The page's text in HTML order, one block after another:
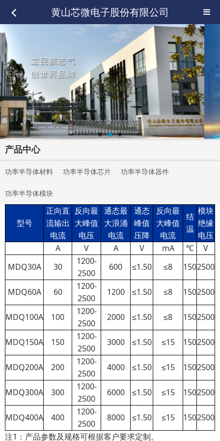
黄山芯微电子股份有限公司
产品中心
功率半导体材料 功率半导体芯片 功率半导体器件
功率半导体模块
型号
正向直
流输出
电流
反向最
大峰值
电压
通态最
大浪涌
电流
通态
峰值
压降
反向最
大峰值
电流
结
温
模块
绝缘
电压
A
V A V mA ℃
V
MDQ30A
30
1200-
2500
600 ≤1.50 ≤8 1502500
MDQ60A 60
1200-
2500
1200 ≤1.50 ≤8 1502500
MDQ100A 100
1200-
2500
2000 ≤1.50 ≤8 1502500
MDQ150A 150
1200-
2500
3000 ≤1.50 ≤15 1502500
MDQ200A 200
1200-
2500
4000 ≤1.50 ≤15 1502500
MDQ300A 300
1200-
2500
6000 ≤1.50 ≤15 1502500
MDQ400A 400
1200-
2500
8000 ≤1.50 ≤15 1502500
注1：产品参数及规格可根据客户要求定制。